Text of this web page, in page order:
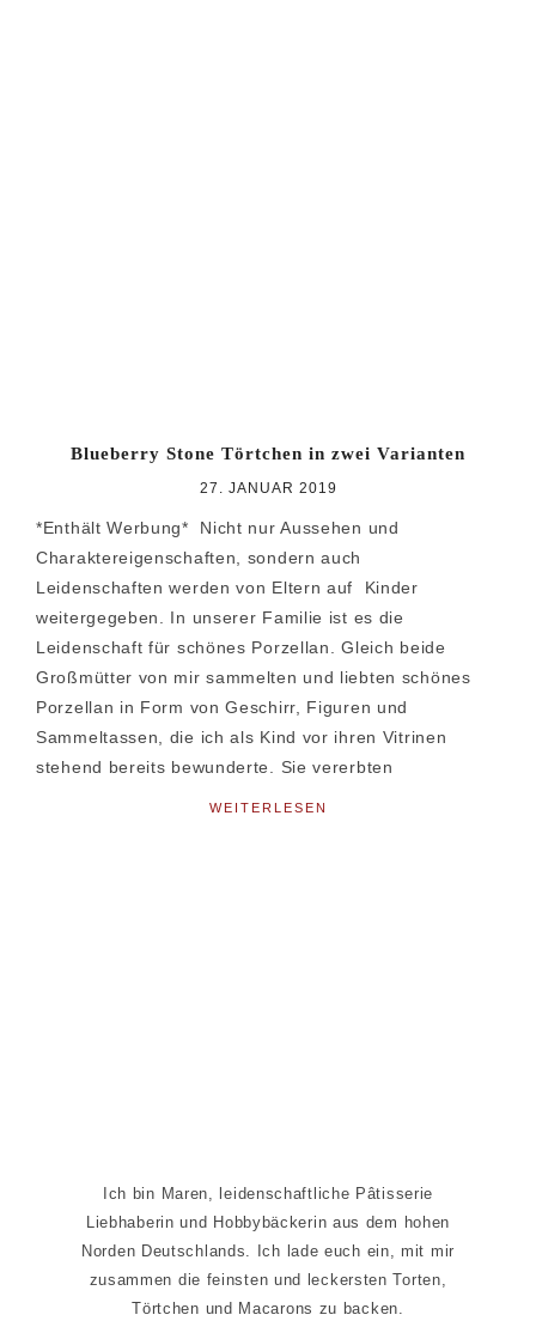
Blueberry Stone Törtchen in zwei Varianten
27. JANUAR 2019
*Enthält Werbung* Nicht nur Aussehen und
Charaktereigenschaften, sondern auch
Leidenschaften werden von Eltern auf Kinder
weitergegeben. In unserer Familie ist es die
Leidenschaft für schönes Porzellan. Gleich beide
Großmütter von mir sammelten und liebten schönes
Porzellan in Form von Geschirr, Figuren und
Sammeltassen, die ich als Kind vor ihren Vitrinen
stehend bereits bewunderte. Sie vererbten
WEITERLESEN
Ich bin Maren, leidenschaftliche Pâtisserie
Liebhaberin und Hobbybäckerin aus dem hohen
Norden Deutschlands. Ich lade euch ein, mit mir
zusammen die feinsten und leckersten Torten,
Törtchen und Macarons zu backen.